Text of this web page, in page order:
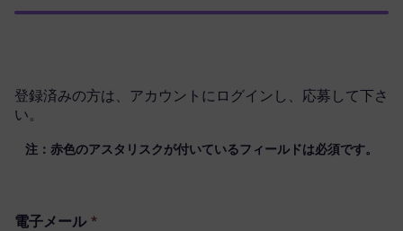
登録済みの方は、 アカウントにログイン し、応募して下さ
い。
注：赤色のアスタリスクが付いているフィールドは必須です。
電子メール*